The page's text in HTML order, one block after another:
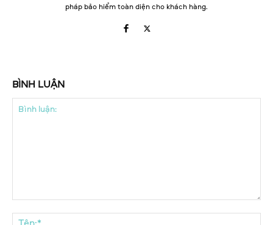
pháp bảo hiểm toàn diện cho khách hàng.
BÌNH LUẬN
luận: